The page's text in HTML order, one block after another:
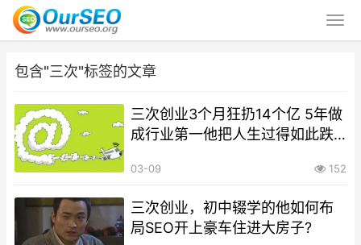
包含"三次"标签的文章
三次创业3个月狂扔14个亿 5年做
成行业第一他把人生过得如此跌
03-09 152
三次创业，初中辍学的他如何布
局SEO开上豪车住进大房子?